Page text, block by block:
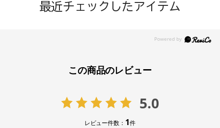
最近チェックしたアイテム
この商品のレビュー
5.0
レビュー件数： 1件